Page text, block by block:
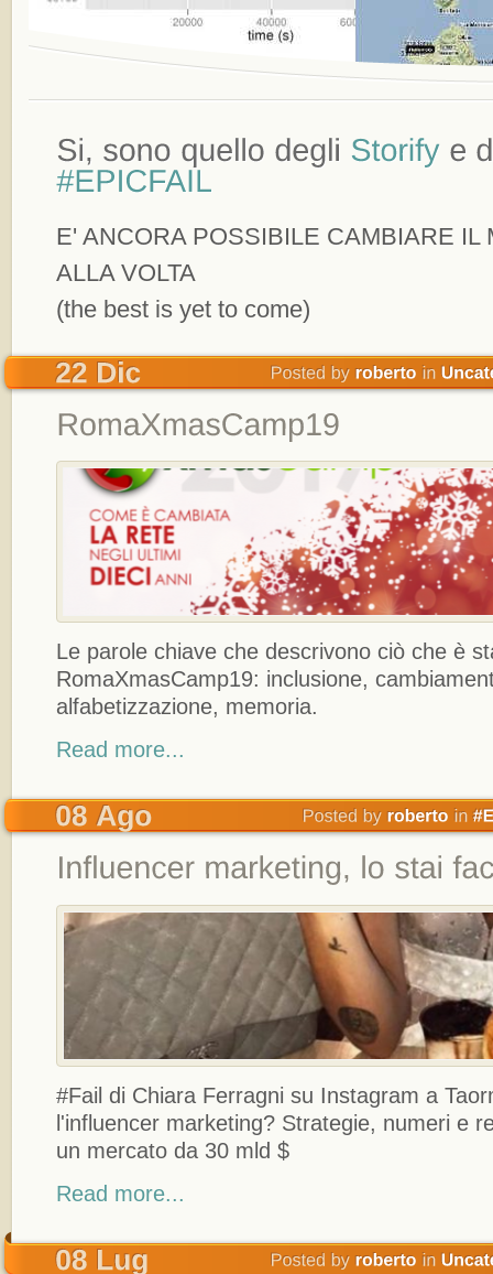
E' ANCORA POSSIBILE CAMBIARE IL
ALLA VOLTA
(the best is yet to come)
Le parole chiave che descrivono ciò che è
RomaXmasCamp19: inclusione,
alfabetizzazione, memoria.
Read more...
#Fail di Chiara Ferragni su Instagram a
l'influencer marketing? Strategie, numeri e
un mercato da 30 mld $
Read more...